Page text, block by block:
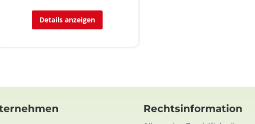
Details anzeigen
Rechtsinformation